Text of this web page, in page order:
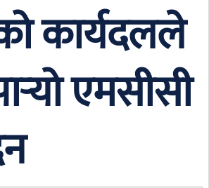
कार्यदलले
एमसीसी